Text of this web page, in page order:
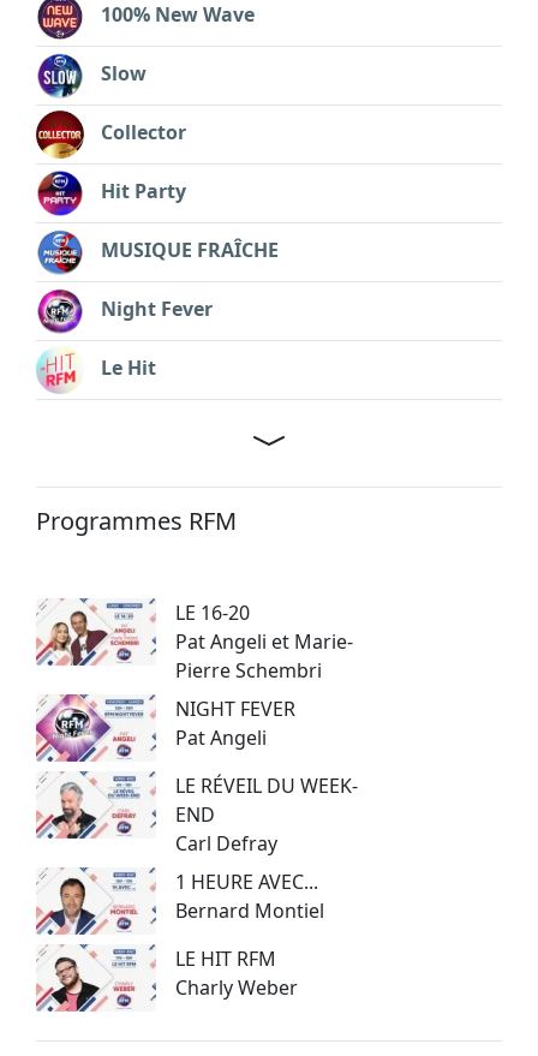
100% New Wave
Slow
Collector
Hit Party
MUSIQUE FRAÎCHE
Night Fever
Le Hit
Programmes RFM
LE 16-20
Pat Angeli et Marie-
Pierre Schembri
NIGHT FEVER
Pat Angeli
LE RÉVEIL DU WEEK-
END
Carl Defray
1 HEURE AVEC...
Bernard Montiel
LE HIT RFM
Charly Weber